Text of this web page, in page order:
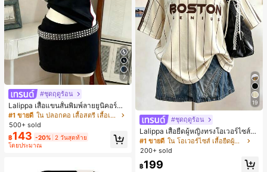
7
#ชุดฤดูร้อน
Lalippa เสื้อแขนสั้นพิมพ์ลายยูนิคอร์นล
ายทางสีตัดกันสำหรับผู้หญิง สไตล์วิทย
าลัย
#1 ขายดี
ใน ปลอกคอ เสื้อสตรี เสื้อเบลาส์ & Tee
500+ sold
฿143 -20% 2 วันสุดท้าย
โดยประมาณ
19
#ชุดฤดูร้อน
Lalippa เสื้อยืดผู้หญิงทรงโอเวอร์ไซส์ค
วามยาวกลาง คอกลม ไหล่ตก ลายพิมพ์
ตัวอักษรและลายทางแนวตั้ง สไตล์แฟชั่
#1 ขายดี
ใน โอเวอร์ไซส์ เสื้อยืดผู้หญิง
200+ sold
฿199